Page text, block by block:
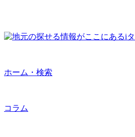
ホーム・検索
コラム